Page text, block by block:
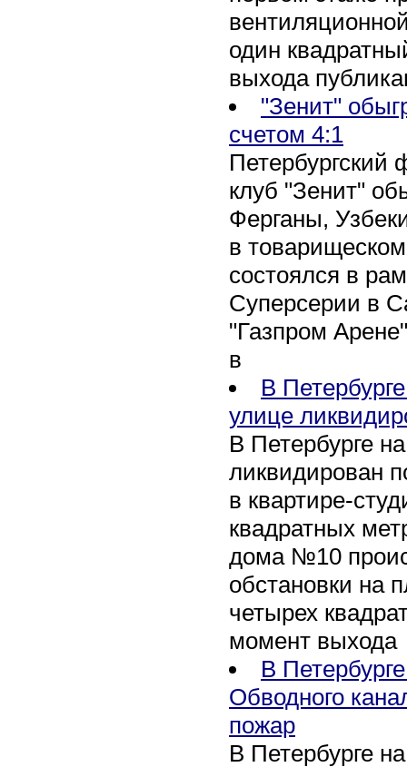
один
выхода
"Зенит"
счетом 4:1
Петербургский
клуб "Зенит"
Ферганы,
в
состоялся в
Суперсерии в
"Газпром
в
В
улице
В Петербурге
ликвидирован
в квартире-
квадратных
дома №10
обстановки на
четырех
момент выхода
В
Обводного
пожар
В Петербурге